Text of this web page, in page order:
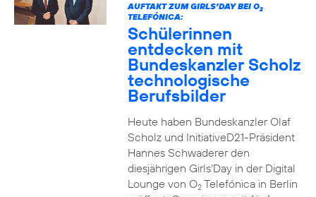
AUFTAKT ZUM GIRLS’DAY BEI O2
TELEFÓNICA:
Schülerinnen
entdecken mit
Bundeskanzler Scholz
technologische
Berufsbilder
Heute haben Bundeskanzler Olaf
Scholz und InitiativeD21-Präsident
Hannes Schwaderer den
diesjährigen Girls‘Day in der Digital
Lounge von O2Telefónica in Berlin